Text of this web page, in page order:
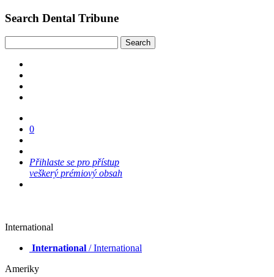
Search Dental Tribune
0
Přihlaste se pro přístup
veškerý prémiový obsah
International
International / International
Ameriky